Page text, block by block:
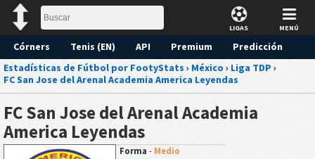
LIGAS MENÚ
Córners Tenis (EN) API Premium
Predicción
Estadísticas de Fútbol por FootyStats › México › Liga TDP ›
FC San Jose del Arenal Academia America Leyendas
FC San Jose del Arenal Academia
America Leyendas
Forma - Medio